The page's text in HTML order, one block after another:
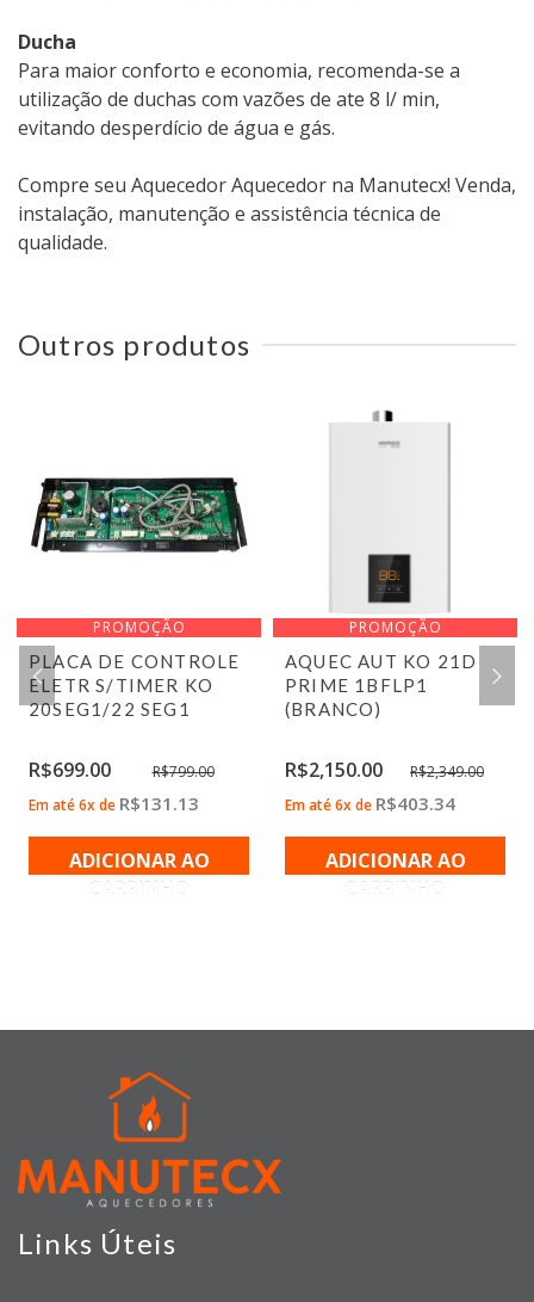
Ducha
Para maior conforto e economia, recomenda-se a
utilização de duchas com vazões de ate 8 l/ min,
evitando desperdício de água e gás.
Compre seu Aquecedor Aquecedor na Manutecx! Venda,
instalação, manutenção e assistência técnica de
qualidade.
Outros produtos
PROMOÇÃO
PLACA DE CONTROLE
ELETR S/TIMER KO
20SEG1/22 SEG1
R$799.00
R$699.00
Em até 6x de R$131.13
ADICIONAR AO
CARRINHO
PROMOÇÃO
AQUEC AUT KO 21D
PRIME 1BFLP1
(BRANCO)
R$2,349.00
R$2,150.00
Em até 6x de R$403.34
ADICIONAR AO
CARRINHO
Links Úteis